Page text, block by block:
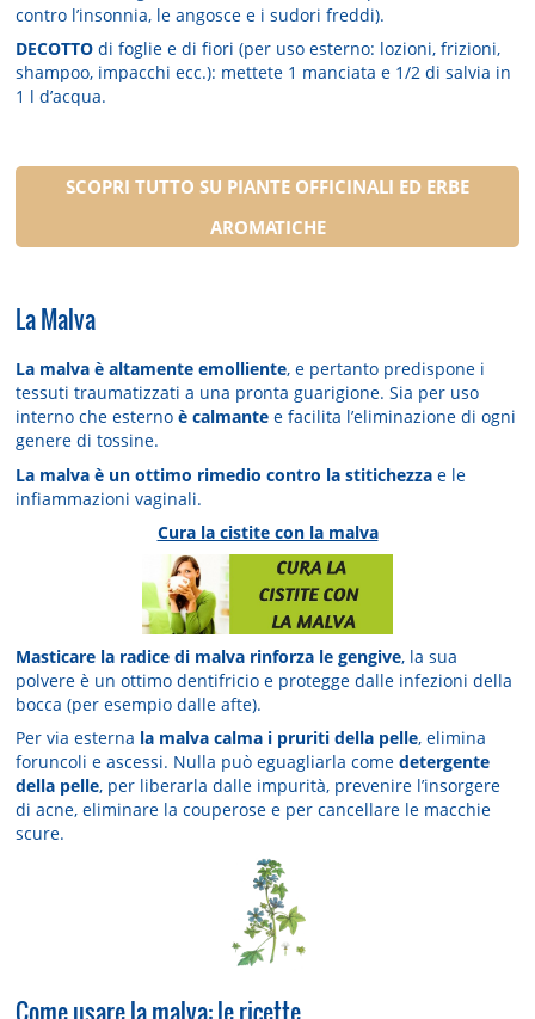
contro l’insonnia, le angosce e i sudori freddi).
DECOTTO di foglie e di fiori (per uso esterno: lozioni, frizioni,
shampoo, impacchi ecc.): mettete 1 manciata e 1/2 di salvia in
1 l d’acqua.
SCOPRI TUTTO SU PIANTE OFFICINALI ED ERBE
AROMATICHE
La Malva
La malva è altamente emolliente, e pertanto predispone i
tessuti traumatizzati a una pronta guarigione. Sia per uso
interno che esternoè calmante e facilita l’eliminazione di ogni
genere di tossine.
La malva è un ottimo rimedio contro la stitichezza e le
infiammazioni vaginali.
Cura la cistite con la malva
Masticare la radice di malva rinforza le gengive, la sua
polvere è un ottimo dentifricio e protegge dalle infezioni della
bocca (per esempio dalle afte).
Per via esterna la malva calma i pruriti della pelle, elimina
foruncoli e ascessi. Nulla può eguagliarla comedetergente
della pelle, per liberarla dalle impurità, prevenire l’insorgere
di acne, eliminare la couperose e per cancellare le macchie
scure.
Come usare la malva: le ricette